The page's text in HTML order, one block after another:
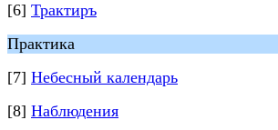
[6] Трактиръ
Практика
[7] Небесный календарь
[8] Наблюдения